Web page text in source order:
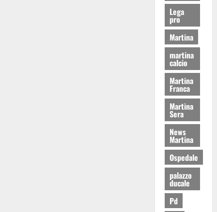
Lega
pro
Martina
martina
calcio
Martina
Franca
Martina
Sera
News
Martina
Ospedale
palazzo
ducale
Pd